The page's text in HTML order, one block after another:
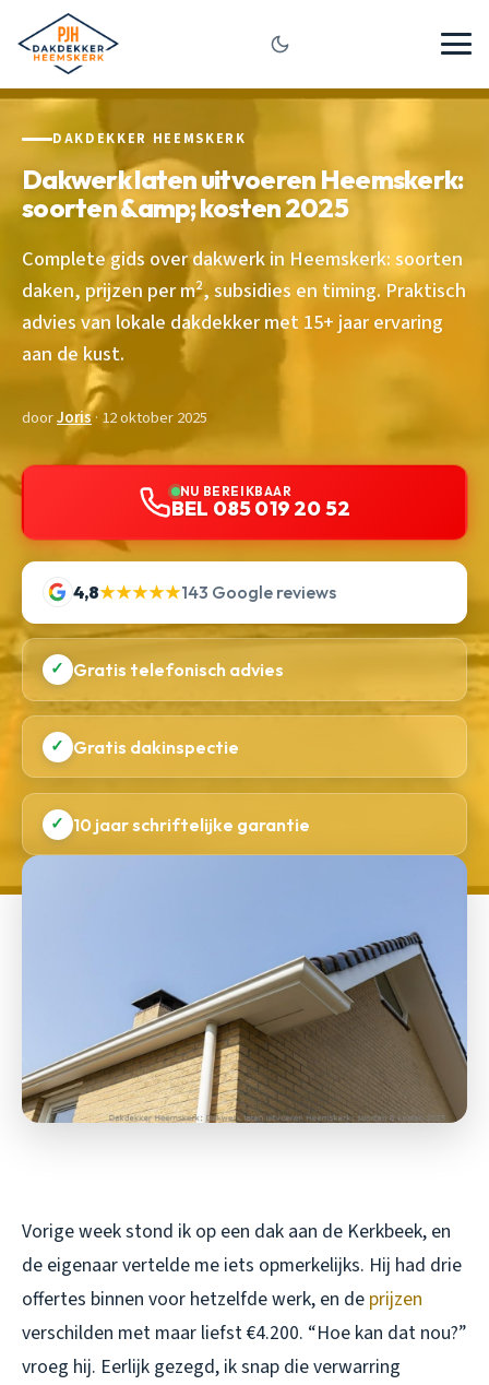
DAKDEKKER HEEMSKERK
Dakwerk laten uitvoeren Heemskerk:
soorten &amp; kosten 2025
Complete gids over dakwerk in Heemskerk: soorten
daken, prijzen per m², subsidies en timing. Praktisch
advies van lokale dakdekker met 15+ jaar ervaring
aan de kust.
doorJoris· 12 oktober 2025
NU BEREIKBAAR
BEL 085 019 20 52
4,8★★★★★143 Google reviews
✓ Gratis telefonisch advies
✓ Gratis dakinspectie
✓ 10 jaar schriftelijke garantie
Vorige week stond ik op een dak aan de Kerkbeek, en
de eigenaar vertelde me iets opmerkelijks. Hij had drie
offertes binnen voor hetzelfde werk, en de prijzen
verschilden met maar liefst €4.200. “Hoe kan dat nou?”
vroeg hij. Eerlijk gezegd, ik snap die verwarring